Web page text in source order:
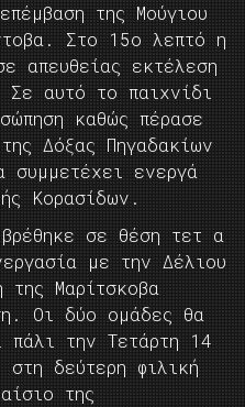
της Μούγιου
Στο 15ο λεπτό η
απευθείας εκτέλεση
Σε αυτό το παιχνίδι
καθώς πέρασε
Δόξας Πηγαδακίων
συμμετέχει ενεργά
Κορασίδων.
σε θέση τετ α
με την Δέλιου
Μαρίτσκοβα
Οι δύο ομάδες θα
πάλι την Τετάρτη 14
δεύτερη φιλική
της